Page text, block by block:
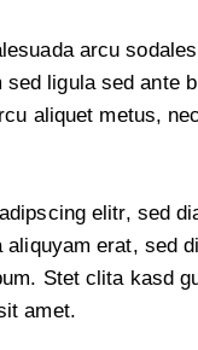
arcu
ligula sed ante
aliquet metus,
elitr, sed
erat, sed
Stet clita kasd
amet.